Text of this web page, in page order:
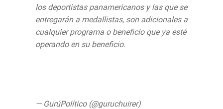
los deportistas panamericanos y las que se
entregarán a medallistas, son adicionales a
cualquier programa o beneficio que ya esté
operando en su beneficio.
— GurúPolítico (@guruchuirer)